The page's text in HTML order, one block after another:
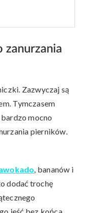
zanurzania
Zazwyczaj są
Tymczasem
mocno
pierników.
, bananów i
dodać trochę